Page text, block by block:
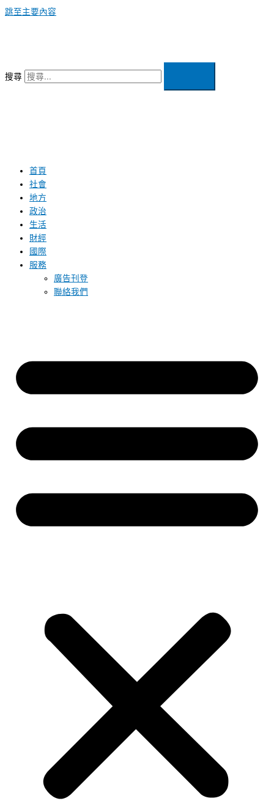
跳至主要內容
搜尋
首頁
社會
地方
政治
生活
財經
國際
服務
廣告刊登
聯絡我們